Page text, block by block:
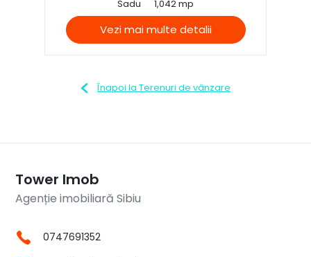
Sadu
1,042 mp
Vezi mai multe detalii
Înapoi la Terenuri de vânzare
Tower Imob
Agenție imobiliară Sibiu
0747691352